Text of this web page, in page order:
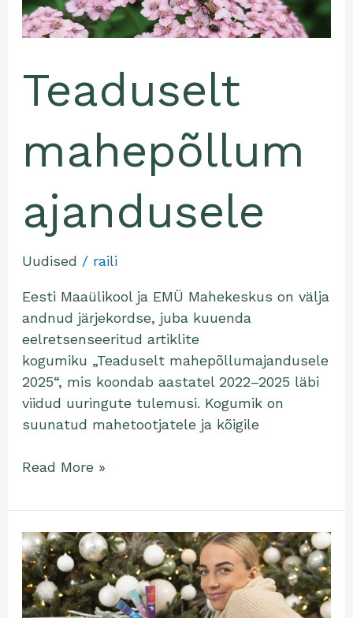
Teaduselt
mahepõllum
ajandusele
Uudised / raili
Eesti Maaülikool ja EMÜ Mahekeskus on välja
andnud järjekordse, juba kuuenda
eelretsenseeritud artiklite
kogumiku „Teaduselt mahepõllumajandusele
2025“, mis koondab aastatel 2022–2025 läbi
viidud uuringute tulemusi. Kogumik on
suunatud mahetootjatele ja kõigile
Read More »
Tervislikud
jõulukingi
ideed